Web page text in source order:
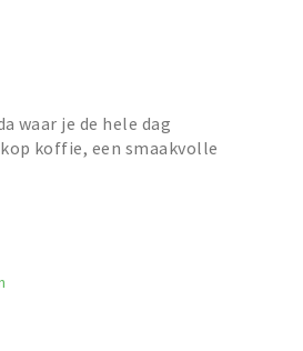
waar je de hele dag
koffie, een smaakvolle